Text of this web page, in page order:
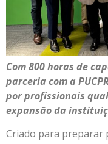
Com 800 horas de
parceria com a
por profissionais
expansão da
Criado para preparar